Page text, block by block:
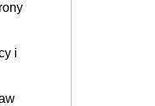
i